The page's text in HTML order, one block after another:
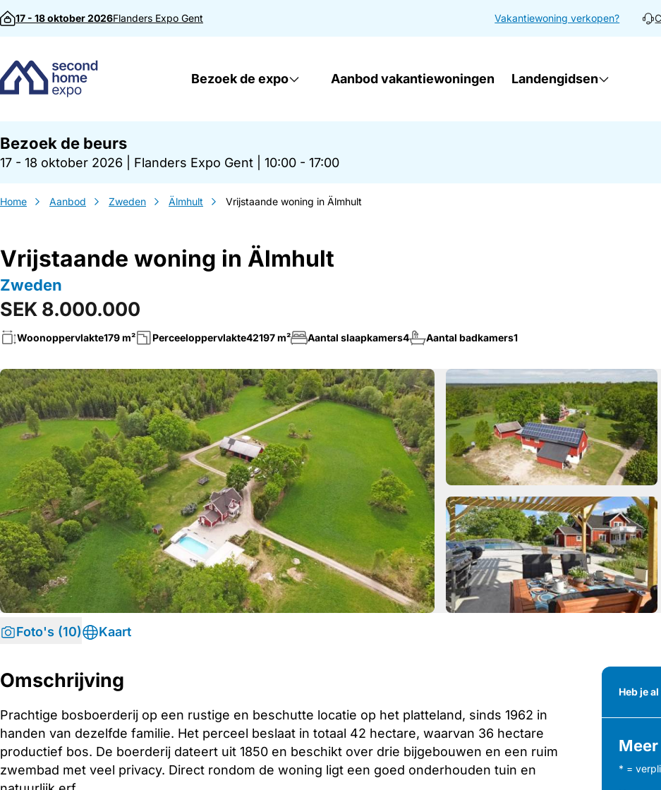
Direct naar inhoud
17 - 18 oktober 2026Flanders Expo Gent Vakantiewoning verkopen?
Bezoek de expo Aanbod vakantiewoningen Landengidsen
Bezoek de beurs
17 - 18 oktober 2026 Flanders Expo Gent 10:00 - 17:00
Home Aanbod Zweden Älmhult Vrijstaande woning in Älmhult
Vrijstaande woning in Älmhult
Zweden
SEK 8.000.000
Woonoppervlakte179 m² Perceeloppervlakte42197 m² Aantal slaapkamers4 Aantal badkamers1
Foto's (10) Kaart
Omschrijving
Prachtige bosboerderij op een rustige en beschutte locatie op het platteland, sinds 1962 in
handen van dezelfde familie. Het perceel beslaat in totaal 42 hectare, waarvan 36 hectare
productief bos. De boerderij dateert uit 1850 en beschikt over drie bijgebouwen en een ruim
zwembad met veel privacy. Direct rondom de woning ligt een goed onderhouden tuin en
Heb je
* =